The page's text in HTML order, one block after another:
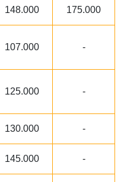
148.000 175.000
107.000 -
125.000 -
130.000 -
145.000 -